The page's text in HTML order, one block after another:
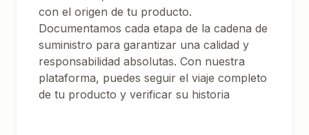
con el origen de tu producto.
Documentamos cada etapa de la cadena de
suministro para garantizar una calidad y
responsabilidad absolutas. Con nuestra
plataforma, puedes seguir el viaje completo
de tu producto y verificar su historia